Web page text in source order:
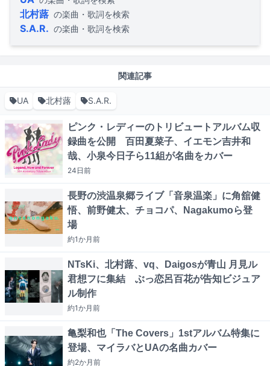
北村蕗 の楽曲・歌詞を検索
S.A.R. の楽曲・歌詞を検索
関連記事
UA 北村蕗 S.A.R.
ピンク・レディーのトリビュートアルバム収
録曲を公開 百田夏菜子、イエモン吉井和
哉、小泉今日子ら11組が名曲をカバー
24日前
長野の渋温泉郷ライブ「音泉温楽」に角舘健
悟、前野健太、チョコパ、Nagakumoら登
場
約1か月前
NTsKi、北村蕗、vq、Daigosが青山 月見ル
君想フに集結 ぶっ恋呂百花が告知ビジュア
ル制作
約1か月前
亀梨和也「The Covers」1stアルバム特集に
登場、マイラバとUAの名曲カバー
約2か月前